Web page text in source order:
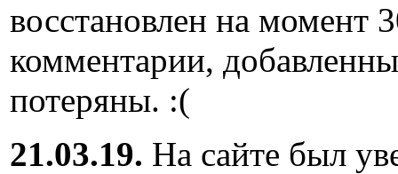
восстановлен на
комментарии,
потеряны. :(
21.03.19. На сайте был